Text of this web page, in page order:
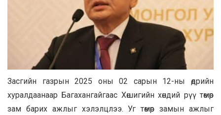
Засгийн газрын 2025 оны 02 сарын 12-ны өдрийн
хуралдаанаар Багахангайгаас Хөшигийн хөндий рүү төмөр
зам барих ажлыг хэлэлцлээ. Уг төмөр замын ажлыг